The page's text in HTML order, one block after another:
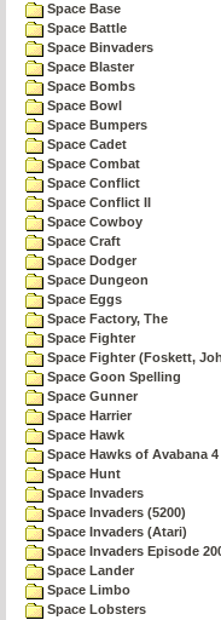
Space Base
Space Battle
Space Binvaders
Space Blaster
Space Bombs
Space Bowl
Space Bumpers
Space Cadet
Space Combat
Space Conflict
Space Conflict II
Space Cowboy
Space Craft
Space Dodger
Space Dungeon
Space Eggs
Space Factory, The
Space Fighter
Space Fighter (Foskett,
Space Goon Spelling
Space Gunner
Space Harrier
Space Hawk
Space Hawks of Avabana 4
Space Hunt
Space Invaders
Space Invaders (5200)
Space Invaders (Atari)
Space Invaders Episode
Space Lander
Space Limbo
Space Lobsters